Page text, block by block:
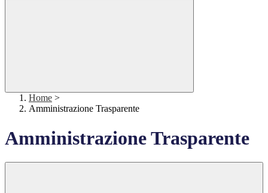
Home >
Amministrazione Trasparente
Amministrazione Trasparente